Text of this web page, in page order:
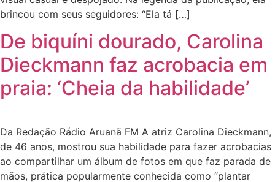
brincou com seus seguidores: “Ela tá […]
De biquíni dourado, Carolina
Dieckmann faz acrobacia em
praia: ‘Cheia da habilidade’
Da Redação Rádio Aruanã FM A atriz Carolina Dieckmann,
de 46 anos, mostrou sua habilidade para fazer acrobacias
ao compartilhar um álbum de fotos em que faz parada de
mãos, prática popularmente conhecida como “plantar